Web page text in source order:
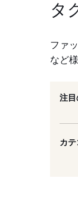
タ
ファ
など
注目
カテ